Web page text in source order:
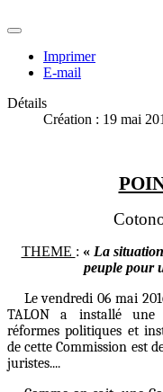
Imprimer
E-mail
Détails
Création : 19 mai
THEME : « La
peuple pour
Le vendredi 06 mai
TALON a installé une
réformes politiques et
de cette Commission est
juristes....